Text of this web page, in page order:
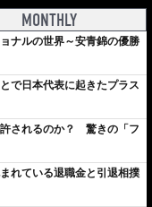
MONTHLY
ナルの世界～安青錦の優勝
で日本代表に起きたプラス
されるのか？ 驚きの「フ
れている退職金と引退相撲